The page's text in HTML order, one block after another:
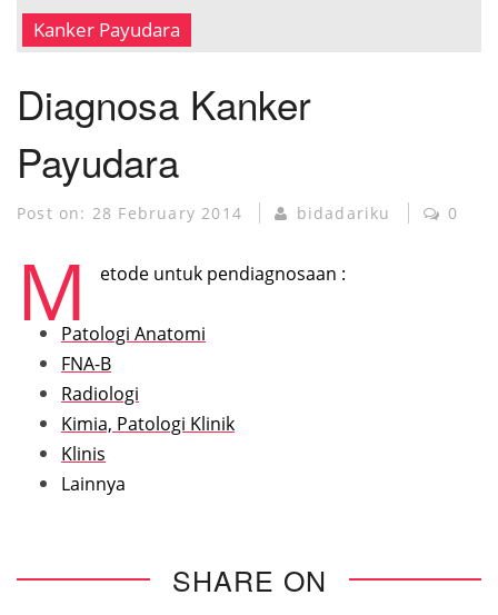
MUSEUM KANKER
Kanker Payudara
Diagnosa Kanker
Payudara
Post on: 28 February 2014 bidadariku 0
M etode untuk pendiagnosaan :
Patologi Anatomi
FNA-B
Radiologi
Kimia, Patologi Klinik
Klinis
Lainnya
SHARE ON